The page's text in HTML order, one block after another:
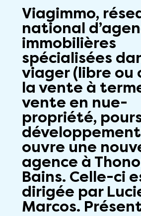
Viagimmo,
national
immobilières
spécialisées
viager (libre ou
la vente à
vente en nue-
propriété,
ouvre une
agence à
Bains. Celle-ci
dirigée par
Marcos.